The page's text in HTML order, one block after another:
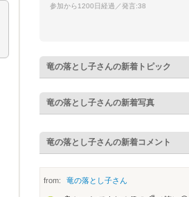
参加から1200日経過／発言:38
竜の落とし子さんの新着トピック
竜の落とし子さんの新着写真
竜の落とし子さんの新着コメント
from: 竜の落とし子さん